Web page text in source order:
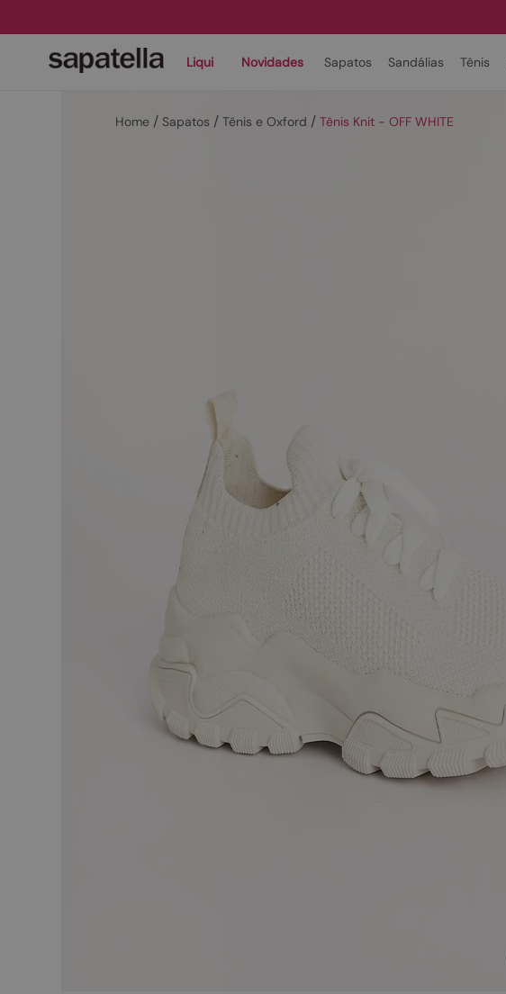
Liqui Novidades Sapatos Sandálias Tênis
Sapatos Tênis e Oxford Tênis Knit - OFF WHITE